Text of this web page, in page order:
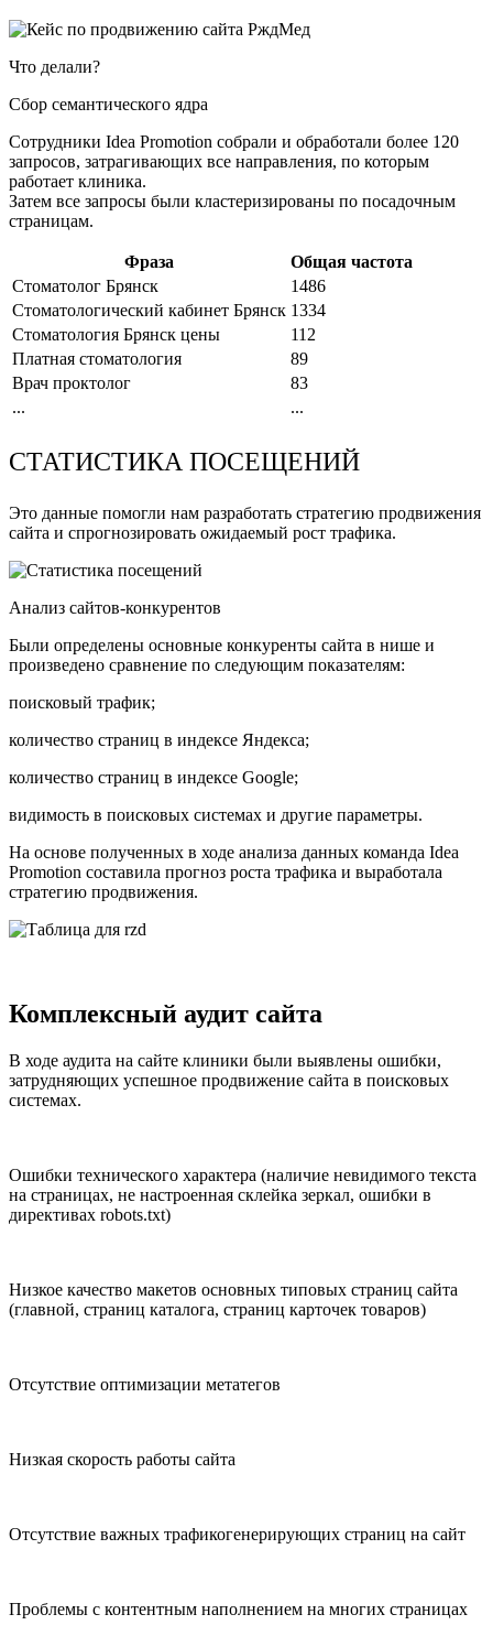
Что делали?
Сбор семантического ядра
Сотрудники Idea Promotion собрали и обработали более 120
запросов, затрагивающих все направления, по которым
работает клиника.
Затем все запросы были кластеризированы по посадочным
страницам.
Фраза
Общая частота
Стоматолог Брянск
1486
Стоматологический кабинет Брянск 1334
Стоматология Брянск цены
112
Платная стоматология
89
Врач проктолог
83
...
...
СТАТИСТИКА ПОСЕЩЕНИЙ
Это данные помогли нам разработать стратегию продвижения
сайта и спрогнозировать ожидаемый рост трафика.
Анализ сайтов-конкурентов
Были определены основные конкуренты сайта в нише и
произведено сравнение по следующим показателям:
поисковый трафик;
количество страниц в индексе Яндекса;
количество страниц в индексе Google;
видимость в поисковых системах и другие параметры.
На основе полученных в ходе анализа данных команда Idea
Promotion составила прогноз роста трафика и выработала
стратегию продвижения.
Комплексный аудит сайта
В ходе аудита на сайте клиники были выявлены ошибки,
затрудняющих успешное продвижение сайта в поисковых
системах.
Ошибки технического характера (наличие невидимого текста
на страницах, не настроенная склейка зеркал, ошибки в
директивах robots.txt)
Низкое качество макетов основных типовых страниц сайта
(главной, страниц каталога, страниц карточек товаров)
Отсутствие оптимизации метатегов
Низкая скорость работы сайта
Отсутствие важных трафикогенерирующих страниц на сайт
Проблемы с контентным наполнением на многих страницах